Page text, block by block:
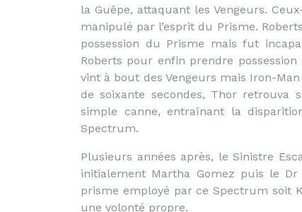
la Guêpe, attaquant les Vengeurs.
manipulé par l’esprit du Prisme.
possession du Prisme mais fut
Roberts pour enfin prendre
vint à bout des Vengeurs mais Iron-
de soixante secondes, Thor retrouva
simple canne, entraînant la
Spectrum.
Plusieurs années après, le Sinistre
initialement Martha Gomez puis le
prisme employé par ce Spectrum soit
une volonté propre.